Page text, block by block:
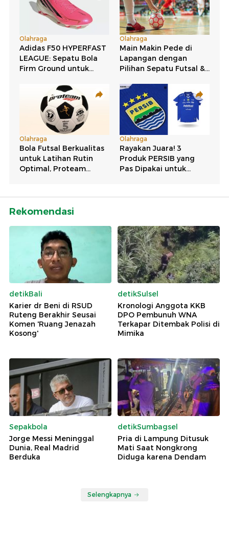
Rekomendasi
detikBali
Karier dr Beni di RSUD
Ruteng Berakhir Seusai
Komen 'Ruang Jenazah
Kosong'
detikSulsel
Kronologi Anggota KKB
DPO Pembunuh WNA
Terkapar Ditembak Polisi di
Mimika
Sepakbola
Jorge Messi Meninggal
Dunia, Real Madrid
Berduka
detikSumbagsel
Pria di Lampung Ditusuk
Mati Saat Nongkrong
Diduga karena Dendam
Selengkapnya